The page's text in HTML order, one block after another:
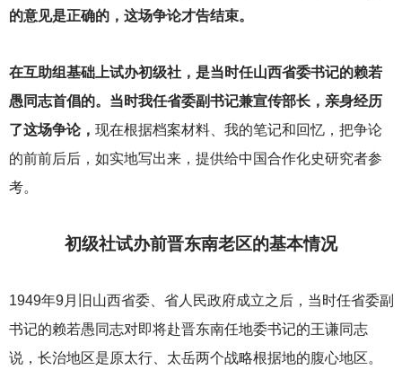
的意见是正确的，这场争论才告结束。
在互助组基础上试办初级社，是当时任山西省委书记的赖若
愚同志首倡的。当时我任省委副书记兼宣传部长，亲身经历
了这场争论， 现在根据档案材料、我的笔记和回忆，把争论
的前前后后，如实地写出来，提供给中国合作化史研究者参
考。
初级社试办前晋东南老区的基本情况
1949年9月旧山西省委、省人民政府成立之后，当时任省委副
书记的赖若愚同志对即将赴晋东南任地委书记的王谦同志
说，长治地区是原太行、太岳两个战略根据地的腹心地区。